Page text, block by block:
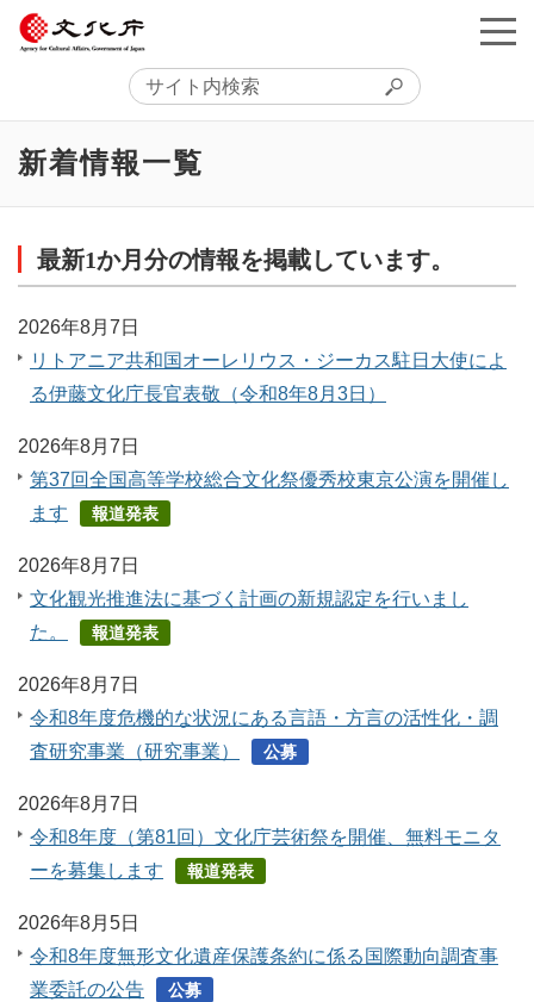
新着情報一覧
最新1か月分の情報を掲載しています。
2026年8月7日
リトアニア共和国オーレリウス・ジーカス駐日大使によ
る伊藤文化庁長官表敬（令和8年8月3日）
2026年8月7日
第37回全国高等学校総合文化祭優秀校東京公演を開催し
ます
報道発表
2026年8月7日
文化観光推進法に基づく計画の新規認定を行いまし
た。
報道発表
2026年8月7日
令和8年度危機的な状況にある言語・方言の活性化・調
査研究事業（研究事業）
公募
2026年8月7日
令和8年度（第81回）文化庁芸術祭を開催、無料モニタ
ーを募集します
報道発表
2026年8月5日
令和8年度無形文化遺産保護条約に係る国際動向調査事
業委託の公告
公募